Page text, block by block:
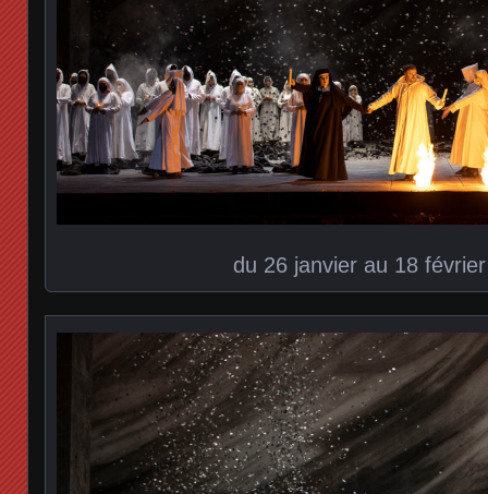
du 26 janvier au 18